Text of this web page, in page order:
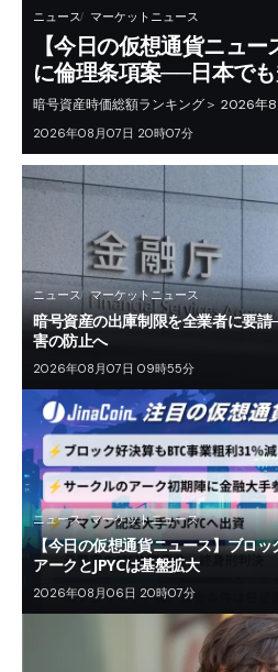
ニュース マーケットニュース
【今日の仮想通貨ニュ
に倫理条項案──日本で
暗号資産時価総額ランキング＞ 2026年
2026年08月07日 20時07分
ニュース マーケットニュース
暗号資産の出庫制限を全業者に要
害の防止へ
2026年08月07日 09時55分
ニュース マーケットニュース
【今日の仮想通貨ニュース】ブロ
アークとJPYCは基盤拡大
2026年08月06日 20時07分